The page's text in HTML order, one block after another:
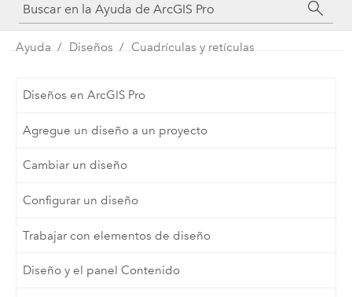
Ayuda Diseños Cuadrículas y retículas
Diseños en ArcGIS Pro
Agregue un diseño a un proyecto
Cambiar un diseño
Configurar un diseño
Trabajar con elementos de diseño
Diseño y el panel Contenido